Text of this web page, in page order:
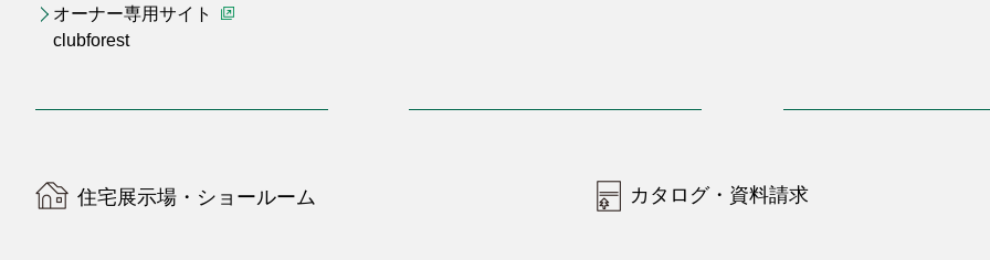
オーナー専用サイト
clubforest（別ウィンドウで開く）
住宅展示場・ショールーム カタログ・資料請求